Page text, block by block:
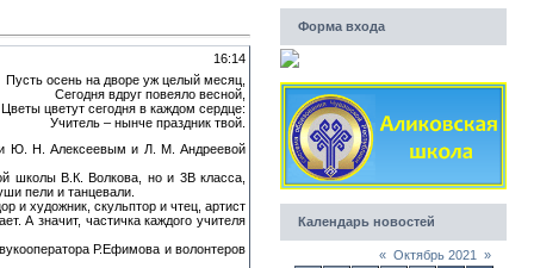
16:14
Пусть осень на дворе уж целый месяц,
Сегодня вдруг повеяло весной,
Цветы цветут сегодня в каждом сердце:
Учитель – нынче праздник твой.
Ю. Н. Алексеевым и Л. М. Андреевой
школы В.К. Волкова, но и 3В класса,
пели и танцевали.
и художник, скульптор и чтец, артист
А значит, частичка каждого учителя
Р.Ефимова и волонтеров
Форма входа
Календарь новостей
« Октябрь 2021
»